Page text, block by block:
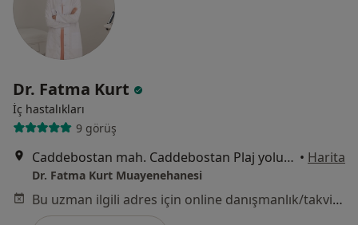
Dr. Fatma Kurt
İç hastalıkları
9 görüş
Caddebostan mah. Caddebostan Plaj yolu sok. No:1 D:15, İstanbul • Harita
Dr. Fatma Kurt Muayenehanesi
Bu uzman ilgili adres için online danışmanlık/takvim sunmuyor.